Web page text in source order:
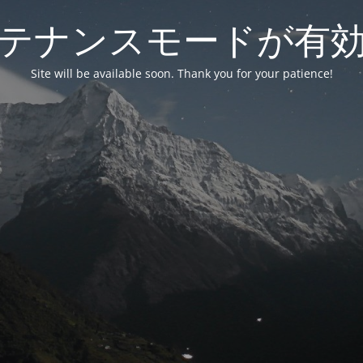
ナンスモードが有
Site will be available soon. Thank you for your patience!